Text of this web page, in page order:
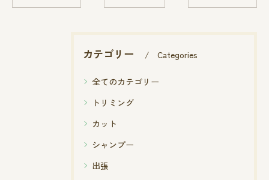
カテゴリー Categories
全てのカテゴリー
トリミング
カット
シャンプー
出張